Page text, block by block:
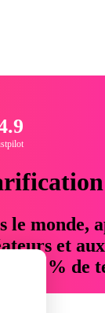
le monde,
et
76 % de